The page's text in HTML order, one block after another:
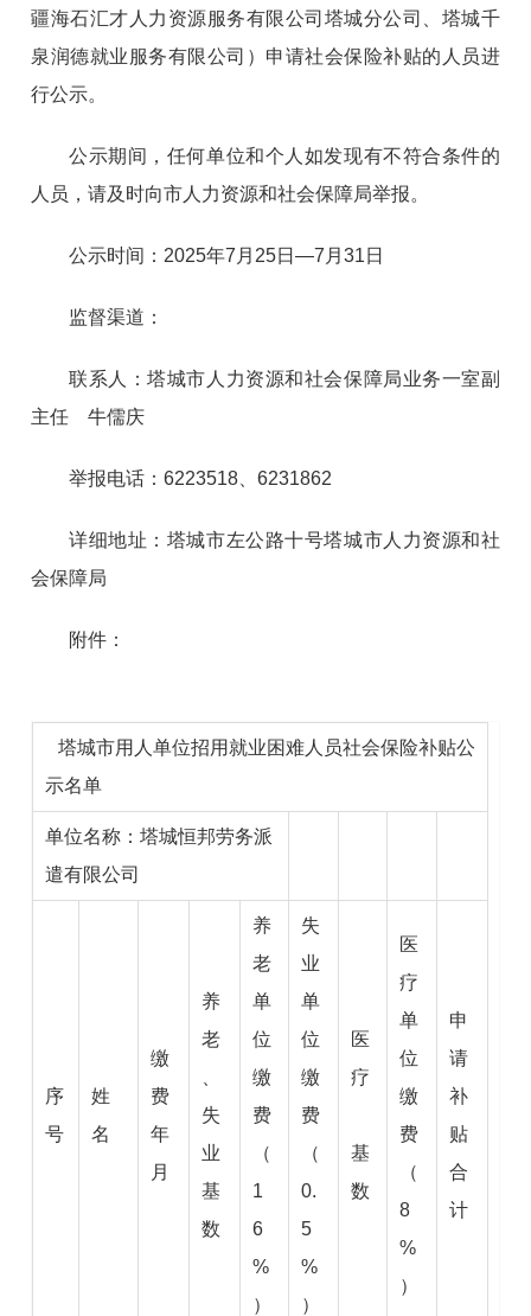
疆海石汇才人力资源服务有限公司塔城分公司、塔城千
泉润德就业服务有限公司）申请社会保险补贴的人员进
行公示。
公示期间，任何单位和个人如发现有不符合条件的
人员，请及时向市人力资源和社会保障局举报。
公示时间：2025年7月25日—7月31日
监督渠道：
联系人：塔城市人力资源和社会保障局业务一室副
主任 牛儒庆
举报电话：6223518、6231862
详细地址：塔城市左公路十号塔城市人力资源和社
会保障局
附件：
塔城市用人单位招用就业困难人员社会保险补贴公
示名单
单位名称：塔城恒邦劳务派
遣有限公司
序
号
姓
名
缴
费
年
月
养
老
失
业
基
数
养
老
单
位
缴
费
（
1
6
%
）
失
业
单
位
缴
费
（
0.
5
%
）
医
疗
基
数
医
疗
单
位
缴
费
（
8
%
）
申
请
补
贴
合
计